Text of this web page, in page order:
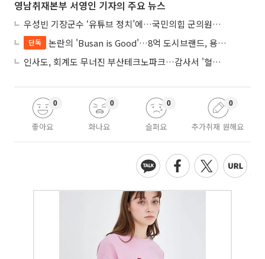
영남취재본부 서영인 기자의 주요 뉴스
우성빈 기장군수 ‘유튜브 정치’에…국민의힘 군의원들 집단 반발
단독
논란의 'Busan is Good'…8억 도시브랜드, 용산 대통령실 CI 업체가 수행
인사도, 회계도 무너진 부산테크노파크…감사서 '혈세 유용·인사 뒤집기' 적발
좋아요
0
화나요
0
슬퍼요
0
추가취재 원해요
0